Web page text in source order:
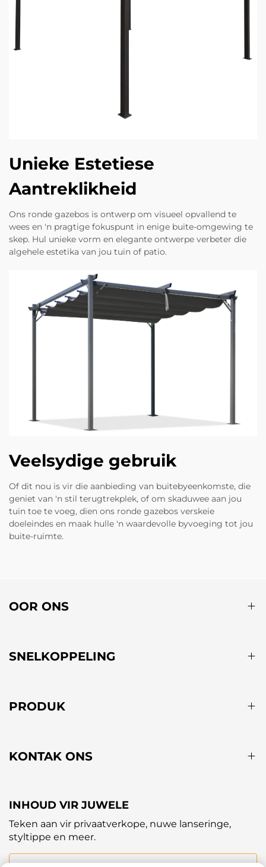
Unieke Estetiese
Aantreklikheid
Ons ronde gazebos is ontwerp om visueel opvallend te
wees en 'n pragtige fokuspunt in enige buite-omgewing te
skep. Hul unieke vorm en elegante ontwerpe verbeter die
algehele estetika van jou tuin of patio.
Veelsydige gebruik
Of dit nou is vir die aanbieding van buitebyeenkomste, die
geniet van 'n stil terugtrekplek, of om skaduwee aan jou
tuin toe te voeg, dien ons ronde gazebos verskeie
doeleindes en maak hulle 'n waardevolle byvoeging tot jou
buite-ruimte.
OOR ONS
SNELKOPPELING
PRODUK
KONTAK ONS
INHOUD VIR JUWELE
Teken aan vir privaatverkope, nuwe lanseringe,
styltippe en meer.